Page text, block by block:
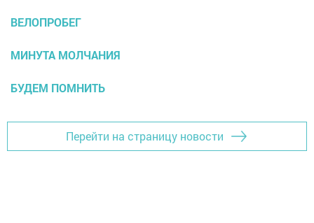
ВЕЛОПРОБЕГ
МИНУТА МОЛЧАНИЯ
БУДЕМ ПОМНИТЬ
Перейти на страницу новости